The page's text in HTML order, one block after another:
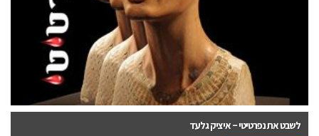
לשבט את נפרטיטי – איציק גלעד